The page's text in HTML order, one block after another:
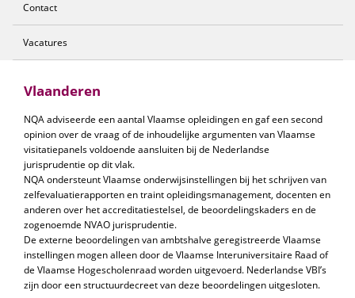
Contact
Vacatures
Vlaanderen
NQA adviseerde een aantal Vlaamse opleidingen en gaf een second
opinion over de vraag of de inhoudelijke argumenten van Vlaamse
visitatiepanels voldoende aansluiten bij de Nederlandse
jurisprudentie op dit vlak.
NQA ondersteunt Vlaamse onderwijsinstellingen bij het schrijven van
zelfevaluatierapporten en traint opleidingsmanagement, docenten en
anderen over het accreditatiestelsel, de beoordelingskaders en de
zogenoemde NVAO jurisprudentie.
De externe beoordelingen van ambtshalve geregistreerde Vlaamse
instellingen mogen alleen door de Vlaamse Interuniversitaire Raad of
de Vlaamse Hogescholenraad worden uitgevoerd. Nederlandse VBI’s
zijn door een structuurdecreet van deze beoordelingen uitgesloten.